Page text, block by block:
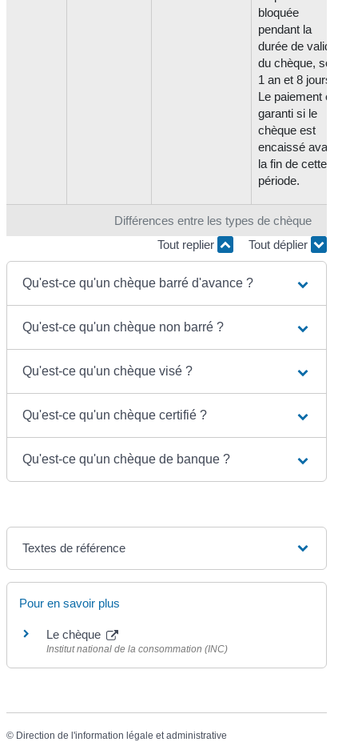
Différences entre les types de chèque
bloquée
pendant la
durée de validité
du chèque, soit
1 an et 8 jours.
Le paiement est
garanti si le
chèque est
encaissé avant
la fin de cette
période.
Tout replier Tout déplier
Qu'est-ce qu'un chèque barré d'avance ?
Qu'est-ce qu'un chèque non barré ?
Qu'est-ce qu'un chèque visé ?
Qu'est-ce qu'un chèque certifié ?
Qu'est-ce qu'un chèque de banque ?
Textes de référence
Pour en savoir plus
Le chèque
Institut national de la consommation (INC)
© Direction de l'information légale et administrative